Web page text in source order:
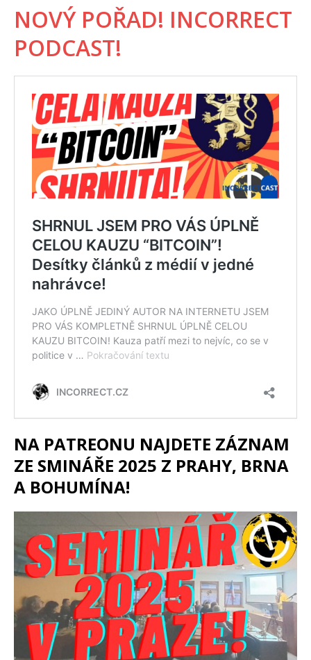
NOVÝ POŘAD! INCORRECT
PODCAST!
NA PATREONU NAJDETE ZÁZNAM
ZE SMINÁŘE 2025 Z PRAHY, BRNA
A BOHUMÍNA!